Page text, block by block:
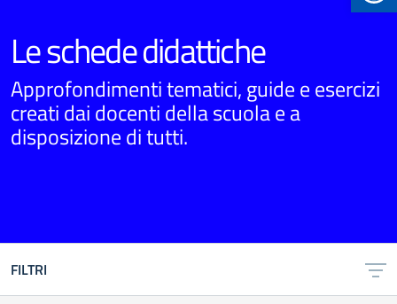
Le schede didattiche
Approfondimenti tematici, guide e esercizi
creati dai docenti della scuola e a
disposizione di tutti.
FILTRI